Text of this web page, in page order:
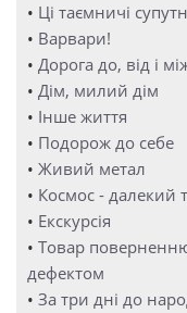
• Ці таємничі
• Варвари!
• Дорога до, від і
• Дім, милий дім
• Інше життя
• Подорож до себе
• Живий метал
• Космос - далекий
• Екскурсія
• Товар
дефектом
• За три дні до